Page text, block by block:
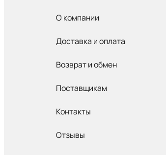
О компании
Доставка и оплата
Возврат и обмен
Поставщикам
Контакты
Отзывы